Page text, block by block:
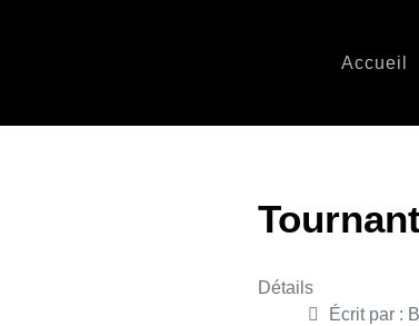
Accueil
Détails
Écrit par :